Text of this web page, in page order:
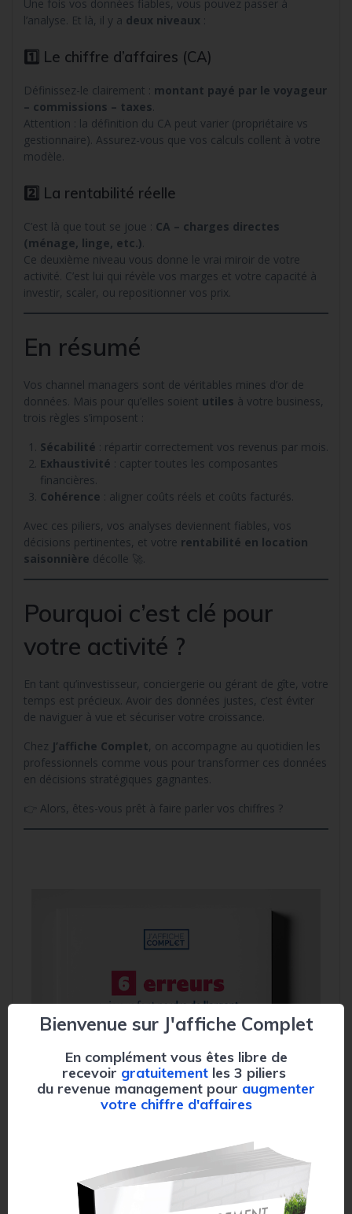
Une fois vos données fiables, vous pouvez passer à
l’analyse. Et là, il y a deux niveaux :
1️⃣ Le chiffre d’affaires (CA)
Définissez-le clairement : montant payé par le voyageur
– commissions – taxes
Attention : la définition du CA peut varier (propriétaire vs
gestionnaire). Assurez-vous que vos calculs collent à votre
modèle.
2️⃣ La rentabilité réelle
C’est là que tout se joue : CA – charges directes
(ménage, linge, etc.)
Ce deuxième niveau vous donne le vrai miroir de votre
activité. C’est lui qui révèle vos marges et votre capacité à
investir, scaler, ou repositionner vos prix.
En résumé
Vos channel managers sont de véritables mines d’or de
données. Mais pour qu’elles soient utiles à votre business,
trois règles s’imposent :
Sécabilité : répartir correctement vos revenus par mois.
Exhaustivité : capter toutes les composantes
financières.
Cohérence : aligner coûts réels et coûts facturés.
Avec ces piliers, vos analyses deviennent fiables, vos
décisions pertinentes, et votre rentabilité en location
saisonnière décolle 🚀.
Pourquoi c’est clé pour
votre activité ?
En tant qu’investisseur, conciergerie ou gérant de gîte, votre
temps est précieux. Avoir des données justes, c’est éviter
de naviguer à vue et sécuriser votre croissance.
Chez J’affiche Complet, on accompagne au quotidien les
professionnels comme vous pour transformer ces données
en décisions stratégiques gagnantes.
👉 Alors, êtes-vous prêt à faire parler vos chiffres ?
Bienvenue sur J'affiche Complet
En complément vous êtes libre de
recevoir gratuitement les 3 piliers
du revenue management pour augmenter
votre chiffre d'affaires